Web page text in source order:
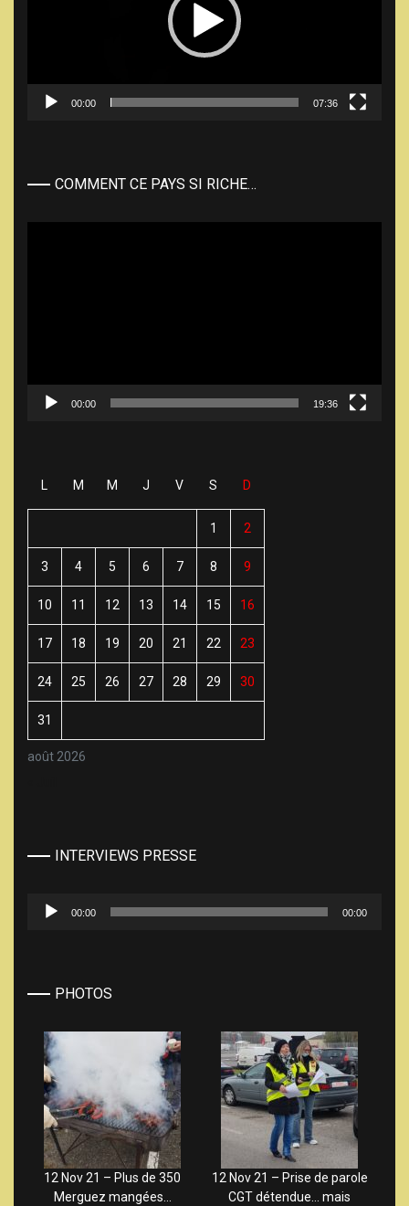
00:00 07:36
COMMENT CE PAYS SI RICHE…
00:00 19:36
août 2026
L M M J V S D
1 2
3 4 5 6 7 8 9
10 11 12 13 14 15 16
17 18 19 20 21 22 23
24 25 26 27 28 29 30
31
INTERVIEWS PRESSE
Lecteur
audio
00:00 00:00
PHOTOS
12 Nov 21 – Plus de 350
Merguez mangées…
12 Nov 21 – Prise de parole
CGT détendue… mais